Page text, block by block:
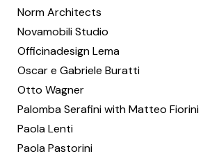
Norm Architects
Novamobili Studio
Officinadesign Lema
Oscar e Gabriele Buratti
Otto Wagner
Palomba Serafini with Matteo Fiorini
Paola Lenti
Paola Pastorini